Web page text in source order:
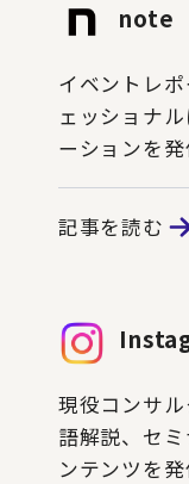
note
イベントレ
ェッショナ
ーションを発
記事を読む
現役コンサ
語解説、セ
ンテンツを発